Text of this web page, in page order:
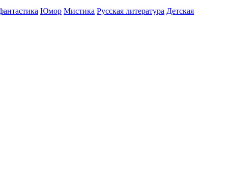
Юмор Мистика Русская литература Детская